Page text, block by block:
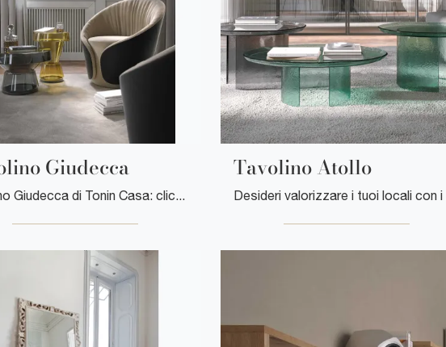
Giudecca
Tavolino Giudecca di Tonin Casa: clicca e scopri di più sui Complementi e tavolini moderni in vetro del noto e rinomato marchio!
Tavolino Atollo